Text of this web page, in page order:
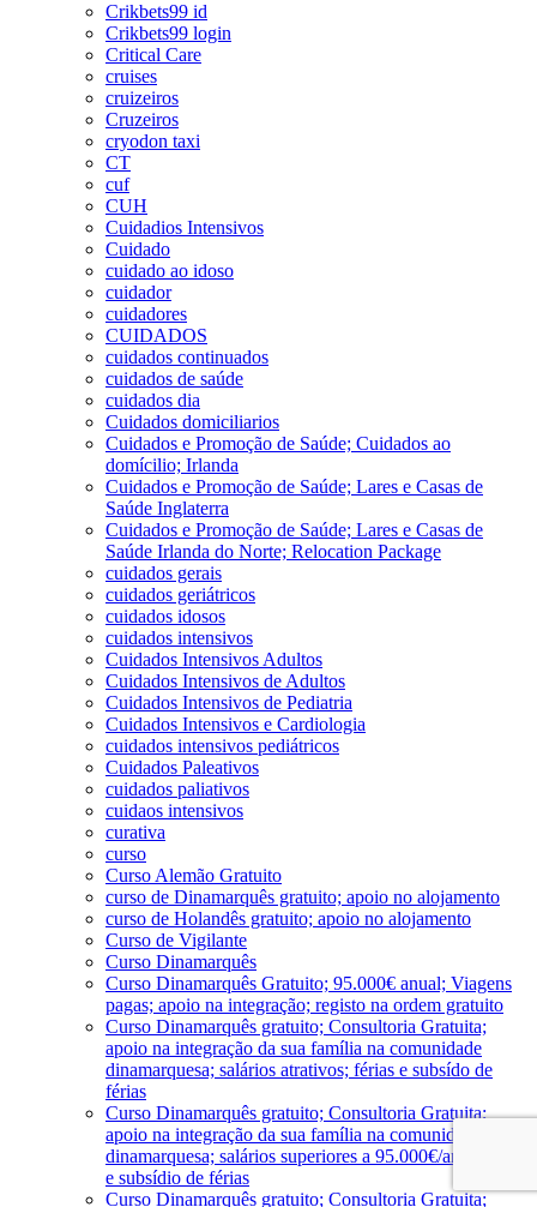
Crikbets99 id
Crikbets99 login
Critical Care
cruises
cruizeiros
Cruzeiros
cryodon taxi
CT
cuf
CUH
Cuidadios Intensivos
Cuidado
cuidado ao idoso
cuidador
cuidadores
CUIDADOS
cuidados continuados
cuidados de saúde
cuidados dia
Cuidados domiciliarios
Cuidados e Promoção de Saúde; Cuidados ao
domícilio; Irlanda
Cuidados e Promoção de Saúde; Lares e Casas de
Saúde Inglaterra
Cuidados e Promoção de Saúde; Lares e Casas de
Saúde Irlanda do Norte; Relocation Package
cuidados gerais
cuidados geriátricos
cuidados idosos
cuidados intensivos
Cuidados Intensivos Adultos
Cuidados Intensivos de Adultos
Cuidados Intensivos de Pediatria
Cuidados Intensivos e Cardiologia
cuidados intensivos pediátricos
Cuidados Paleativos
cuidados paliativos
cuidaos intensivos
curativa
curso
Curso Alemão Gratuito
curso de Dinamarquês gratuito; apoio no alojamento
curso de Holandês gratuito; apoio no alojamento
Curso de Vigilante
Curso Dinamarquês
Curso Dinamarquês Gratuito; 95.000€ anual; Viagens
pagas; apoio na integração; registo na ordem gratuito
Curso Dinamarquês gratuito; Consultoria Gratuita;
apoio na integração da sua família na comunidade
dinamarquesa; salários atrativos; férias e subsído de
férias
Curso Dinamarquês gratuito; Consultoria Gratuita;
apoio na integração da sua família na comunidade
dinamarquesa; salários superiores a 95.000€/ano; férias
e subsídio de férias
Curso Dinamarquês gratuito; Consultoria Gratuita;